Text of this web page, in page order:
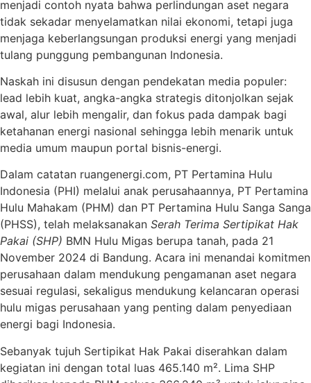
menjadi contoh nyata bahwa perlindungan aset negara
tidak sekadar menyelamatkan nilai ekonomi, tetapi juga
menjaga keberlangsungan produksi energi yang menjadi
tulang punggung pembangunan Indonesia.
Naskah ini disusun dengan pendekatan media populer:
lead lebih kuat, angka-angka strategis ditonjolkan sejak
awal, alur lebih mengalir, dan fokus pada dampak bagi
ketahanan energi nasional sehingga lebih menarik untuk
media umum maupun portal bisnis-energi.
Dalam catatan ruangenergi.com, PT Pertamina Hulu
Indonesia (PHI) melalui anak perusahaannya, PT Pertamina
Hulu Mahakam (PHM) dan PT Pertamina Hulu Sanga Sanga
(PHSS), telah melaksanakan Serah Terima Sertipikat Hak
Pakai (SHP) BMN Hulu Migas berupa tanah, pada 21
November 2024 di Bandung. Acara ini menandai komitmen
perusahaan dalam mendukung pengamanan aset negara
sesuai regulasi, sekaligus mendukung kelancaran operasi
hulu migas perusahaan yang penting dalam penyediaan
energi bagi Indonesia.
Sebanyak tujuh Sertipikat Hak Pakai diserahkan dalam
kegiatan ini dengan total luas 465.140 m². Lima SHP